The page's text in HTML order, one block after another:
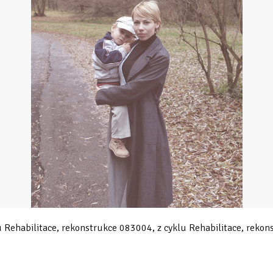
Rehabilitace, rekonstrukce 083004, z cyklu Rehabilitace,